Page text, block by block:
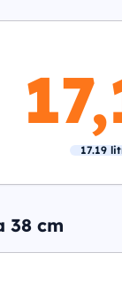
17.19
38 cm